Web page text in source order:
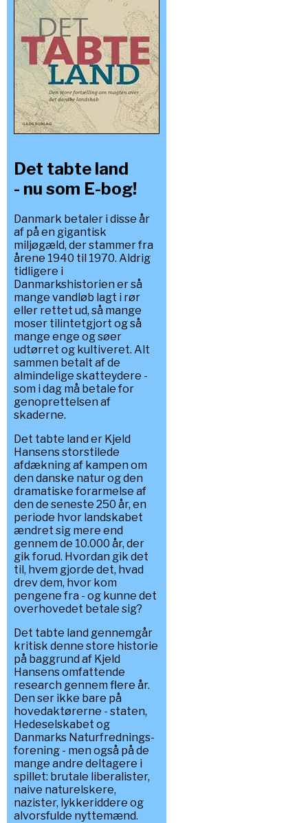
Det tabte land
- nu som E-bog!
Danmark betaler i disse år
af på en gigantisk
miljøgæld, der stammer fra
årene 1940 til 1970. Aldrig
tidligere i
Danmarkshistorien er så
mange vandløb lagt i rør
eller rettet ud, så mange
moser tilintetgjort og så
mange enge og søer
udtørret og kultiveret. Alt
sammen betalt af de
almindelige skatteydere -
som i dag må betale for
genoprettelsen af
skaderne.
Det tabte land er Kjeld
Hansens storstilede
afdækning af kampen om
den danske natur og den
dramatiske forarmelse af
den de seneste 250 år, en
periode hvor landskabet
ændret sig mere end
gennem de 10.000 år, der
gik forud. Hvordan gik det
til, hvem gjorde det, hvad
drev dem, hvor kom
pengene fra - og kunne det
overhovedet betale sig?
Det tabte land gennemgår
kritisk denne store historie
på baggrund af Kjeld
Hansens omfattende
research gennem flere år.
Den ser ikke bare på
hovedaktørerne - staten,
Hedeselskabet og
Danmarks Naturfrednings-
forening - men også på de
mange andre deltagere i
spillet: brutale liberalister,
naive naturelskere,
nazister, lykkeriddere og
alvorsfulde nyttemænd.